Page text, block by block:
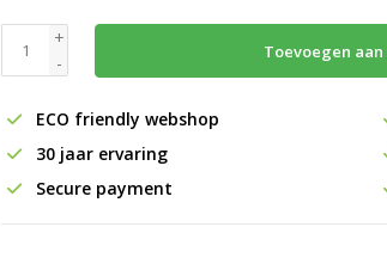
+
-
Toevoegen
ECO friendly webshop
30 jaar ervaring
Secure payment